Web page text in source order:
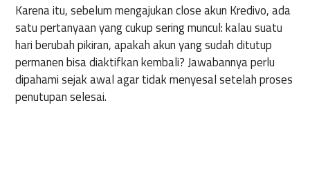
Karena itu, sebelum mengajukan close akun Kredivo, ada
satu pertanyaan yang cukup sering muncul: kalau suatu
hari berubah pikiran, apakah akun yang sudah ditutup
permanen bisa diaktifkan kembali? Jawabannya perlu
dipahami sejak awal agar tidak menyesal setelah proses
penutupan selesai.